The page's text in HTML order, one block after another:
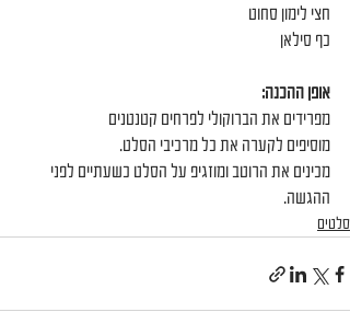
חצי לימון סחוט
כף סילאן
אופן ההכנה:
מפרידים את הברוקולי לפרחים קטנטנים
מוסיפים לקערה את כל מרכיבי הסלט.
מכינים את הרוטב ומוזגיפ על הסלט כשעתיים לפני
ההגשה.
סלטים